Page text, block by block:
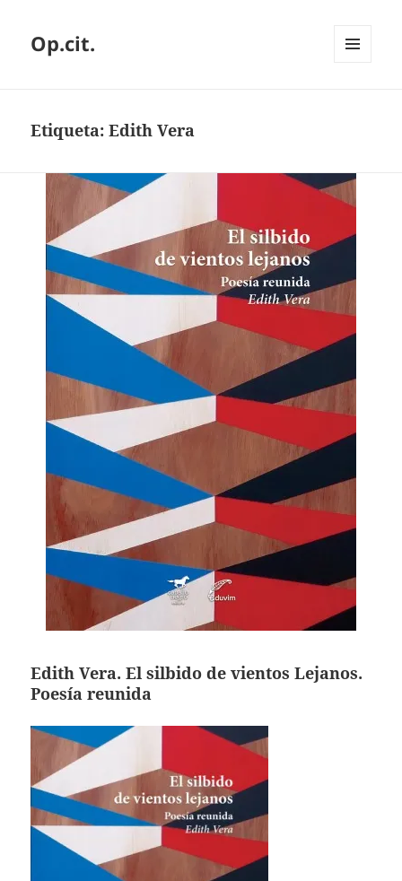
Op.cit.
Etiqueta:Edith Vera
Edith Vera. El silbido de vientos Lejanos.
Poesía reunida